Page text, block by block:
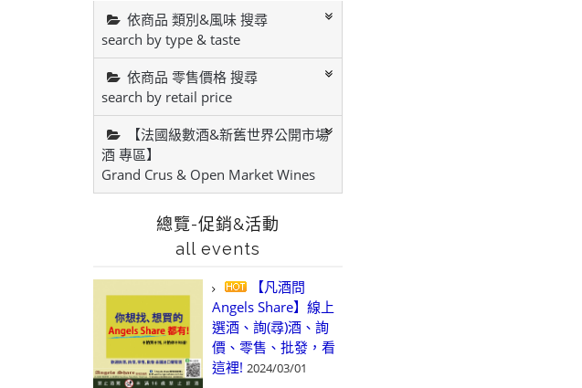
依商品 類別&風味 搜尋
search by type & taste
依商品 零售價格 搜尋
search by retail price
【法國級數酒&新舊世界公開市場
酒 專區】
Grand Crus & Open Market Wines
總覽-促銷&活動
all events
【凡酒問
Angels Share】線上
選酒、詢(尋)酒、詢
價、零售、批發，看
這裡! 2024/03/01